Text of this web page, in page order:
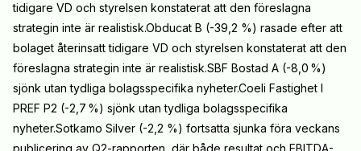
tidigare VD och styrelsen konstaterat att den föreslagna
strategin inte är realistisk.Obducat B (-39,2 %) rasade efter att
bolaget återinsatt tidigare VD och styrelsen konstaterat att den
föreslagna strategin inte är realistisk.SBF Bostad A (-8,0 %)
sjönk utan tydliga bolagsspecifika nyheter.Coeli Fastighet I
PREF P2 (-2,7 %) sjönk utan tydliga bolagsspecifika
nyheter.Sotkamo Silver (-2,2 %) fortsatta sjunka föra veckans
publicering av Q2-rapporten, där både resultat och EBITDA-